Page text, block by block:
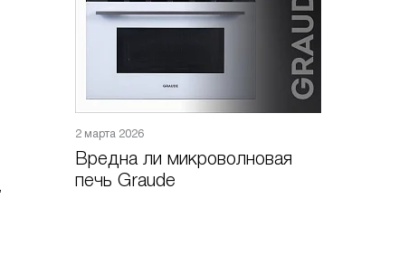
2 марта 2026
Вредна ли микроволновая
печь Graude